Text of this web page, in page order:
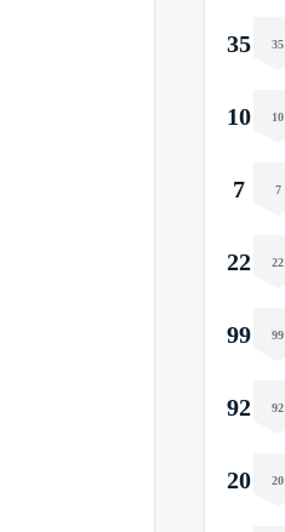
35 35
10 10
7 7
22 22
99 99
92 92
20 20